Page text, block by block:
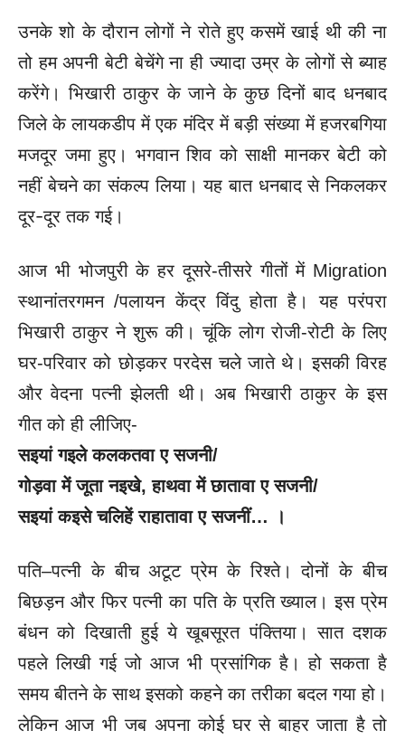
उनके शो के दौरान लोगों ने रोते हुए कसमें खाई थी की ना
तो हम अपनी बेटी बेचेंगे ना ही ज्यादा उम्र के लोगों से ब्याह
करेंगे। भिखारी ठाकुर के जाने के कुछ दिनों बाद धनबाद
जिले के लायकडीप में एक मंदिर में बड़ी संख्या में हजरबगिया
मजदूर जमा हुए। भगवान शिव को साक्षी मानकर बेटी को
नहीं बेचने का संकल्प लिया। यह बात धनबाद से निकलकर
दूर-दूर तक गई।
आज भी भोजपुरी के हर दूसरे-तीसरे गीतों में Migration
स्थानांतरगमन /पलायन केंद्र विंदु होता है। यह परंपरा
भिखारी ठाकुर ने शुरू की। चूंकि लोग रोजी-रोटी के लिए
घर-परिवार को छोड़कर परदेस चले जाते थे। इसकी विरह
और वेदना पत्नी झेलती थी। अब भिखारी ठाकुर के इस
गीत को ही लीजिए-
सइयां गइले कलकतवा ए सजनी/
गोड़वा में जूता नइखे, हाथवा में छातावा ए सजनी/
सइयां कइसे चलिहें राहातावा ए सजनीं… ।
पति–पत्नी के बीच अटूट प्रेम के रिश्ते। दोनों के बीच
बिछड़न और फिर पत्नी का पति के प्रति ख्याल। इस प्रेम
बंधन को दिखाती हुई ये खूबसूरत पंक्तिया। सात दशक
पहले लिखी गई जो आज भी प्रसांगिक है। हो सकता है
समय बीतने के साथ इसको कहने का तरीका बदल गया हो।
लेकिन आज भी जब अपना कोई घर से बाहर जाता है तो